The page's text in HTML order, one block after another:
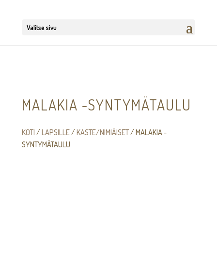
Valitse sivu
MALAKIA -SYNTYMÄTAULU
KOTI /LAPSILLE/KASTE/NIMIÄISET/ MALAKIA -
SYNTYMÄTAULU